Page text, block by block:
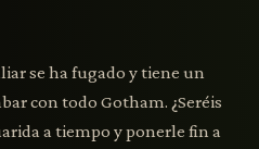
se ha fugado y tiene un
con todo Gotham. ¿Seréis
a tiempo y ponerle fin a